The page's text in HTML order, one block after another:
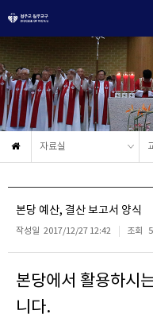
자료실
본당 예산, 결산 보고서 양식
작성일 2017/12/27 12:42 조회
본당에서 활용하시
니다.